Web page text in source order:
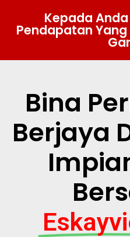
Kepada
Pendapatan
Bina
Berjaya